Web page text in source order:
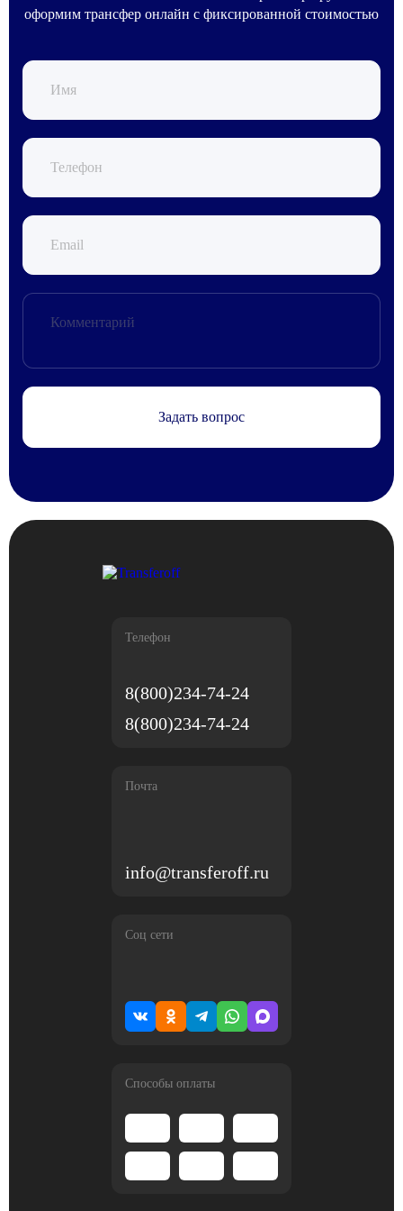
оформим трансфер онлайн с фиксированной стоимостью
Задать вопрос
Телефон
8(800)234-74-24
8(800)234-74-24
Почта
info@transferoff.ru
Соц сети
Способы оплаты